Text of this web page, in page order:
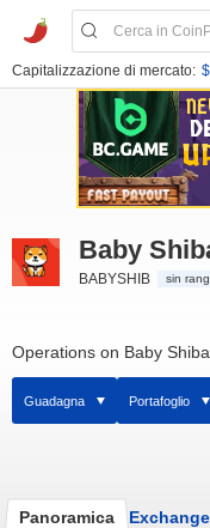
Capitalizzazione di mercato:
Baby
BABYSHIB sin
Operations on Baby
Guadagna Portafoglio
Panoramica Exchange